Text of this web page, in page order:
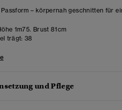
– körpernah geschnitten für
1m75. Brust 81cm
trägt: 38
und Pflege